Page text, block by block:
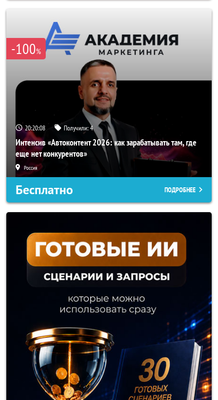
-100%
20:20:05 Получили:4
Интенсив «Автоконтент 2026: как зарабатывать там, где
еще нет конкурентов»
Россия
Бесплатно ПОДРОБНЕЕ